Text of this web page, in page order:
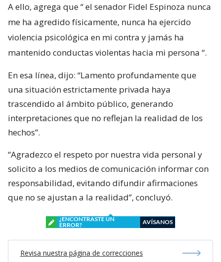
A ello, agrega que “el senador Fidel Espinoza nunca
me ha agredido físicamente, nunca ha ejercido
violencia psicológica en mi contra y jamás ha
mantenido conductas violentas hacia mi persona “.
En esa línea, dijo: “Lamento profundamente que
una situación estrictamente privada haya
trascendido al ámbito público, generando
interpretaciones que no reflejan la realidad de los
hechos”.
“Agradezco el respeto por nuestra vida personal y
solicito a los medios de comunicación informar con
responsabilidad, evitando difundir afirmaciones
que no se ajustan a la realidad”, concluyó.
¿ENCONTRASTE UN
ERROR?
AVÍSANOS
Revisa nuestra página de correcciones